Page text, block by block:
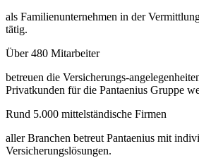
als Familienunternehmen in der
tätig.
Über 480 Mitarbeiter
betreuen die Versicherungs-
Privatkunden für die Pantaenius Gruppe
Rund 5.000 mittelständische Firmen
aller Branchen betreut Pantaenius mit
Versicherungslösungen.